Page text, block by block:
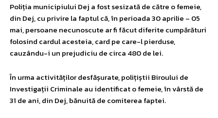
Poliția municipiului Dej a fost sesizată de către o femeie,
din Dej, cu privire la faptul că, în perioada 30 aprilie – 05
mai, persoane necunoscute ar fi făcut diferite cumpărături
folosind cardul acesteia, card pe care-l pierduse,
cauzându-i un prejudiciu de circa 480 de lei.
În urma activităților desfășurate, polițiștii Biroului de
Investigații Criminale au identificat o femeie, în vârstă de
31 de ani, din Dej, bănuită de comiterea faptei.